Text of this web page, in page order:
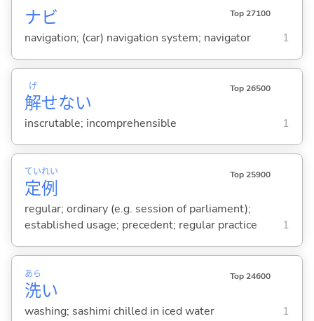
ナビ Top 27100
navigation; (car) navigation system; navigator 1
解
げ
せない
Top 26500
inscrutable; incomprehensible 1
定
てい
例
れい Top 25900
regular; ordinary (e.g. session of parliament);
established usage; precedent; regular practice
1
洗
あら
い
Top 24600
washing; sashimi chilled in iced water 1